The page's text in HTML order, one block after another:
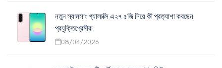
নতুন স্যামসাং গ্যালাক্সি এ২৭ ৫জি নিয়ে কী প্রত্যাশা করছেন
প্রযুক্তিপ্রেমীরা
08/04/2026